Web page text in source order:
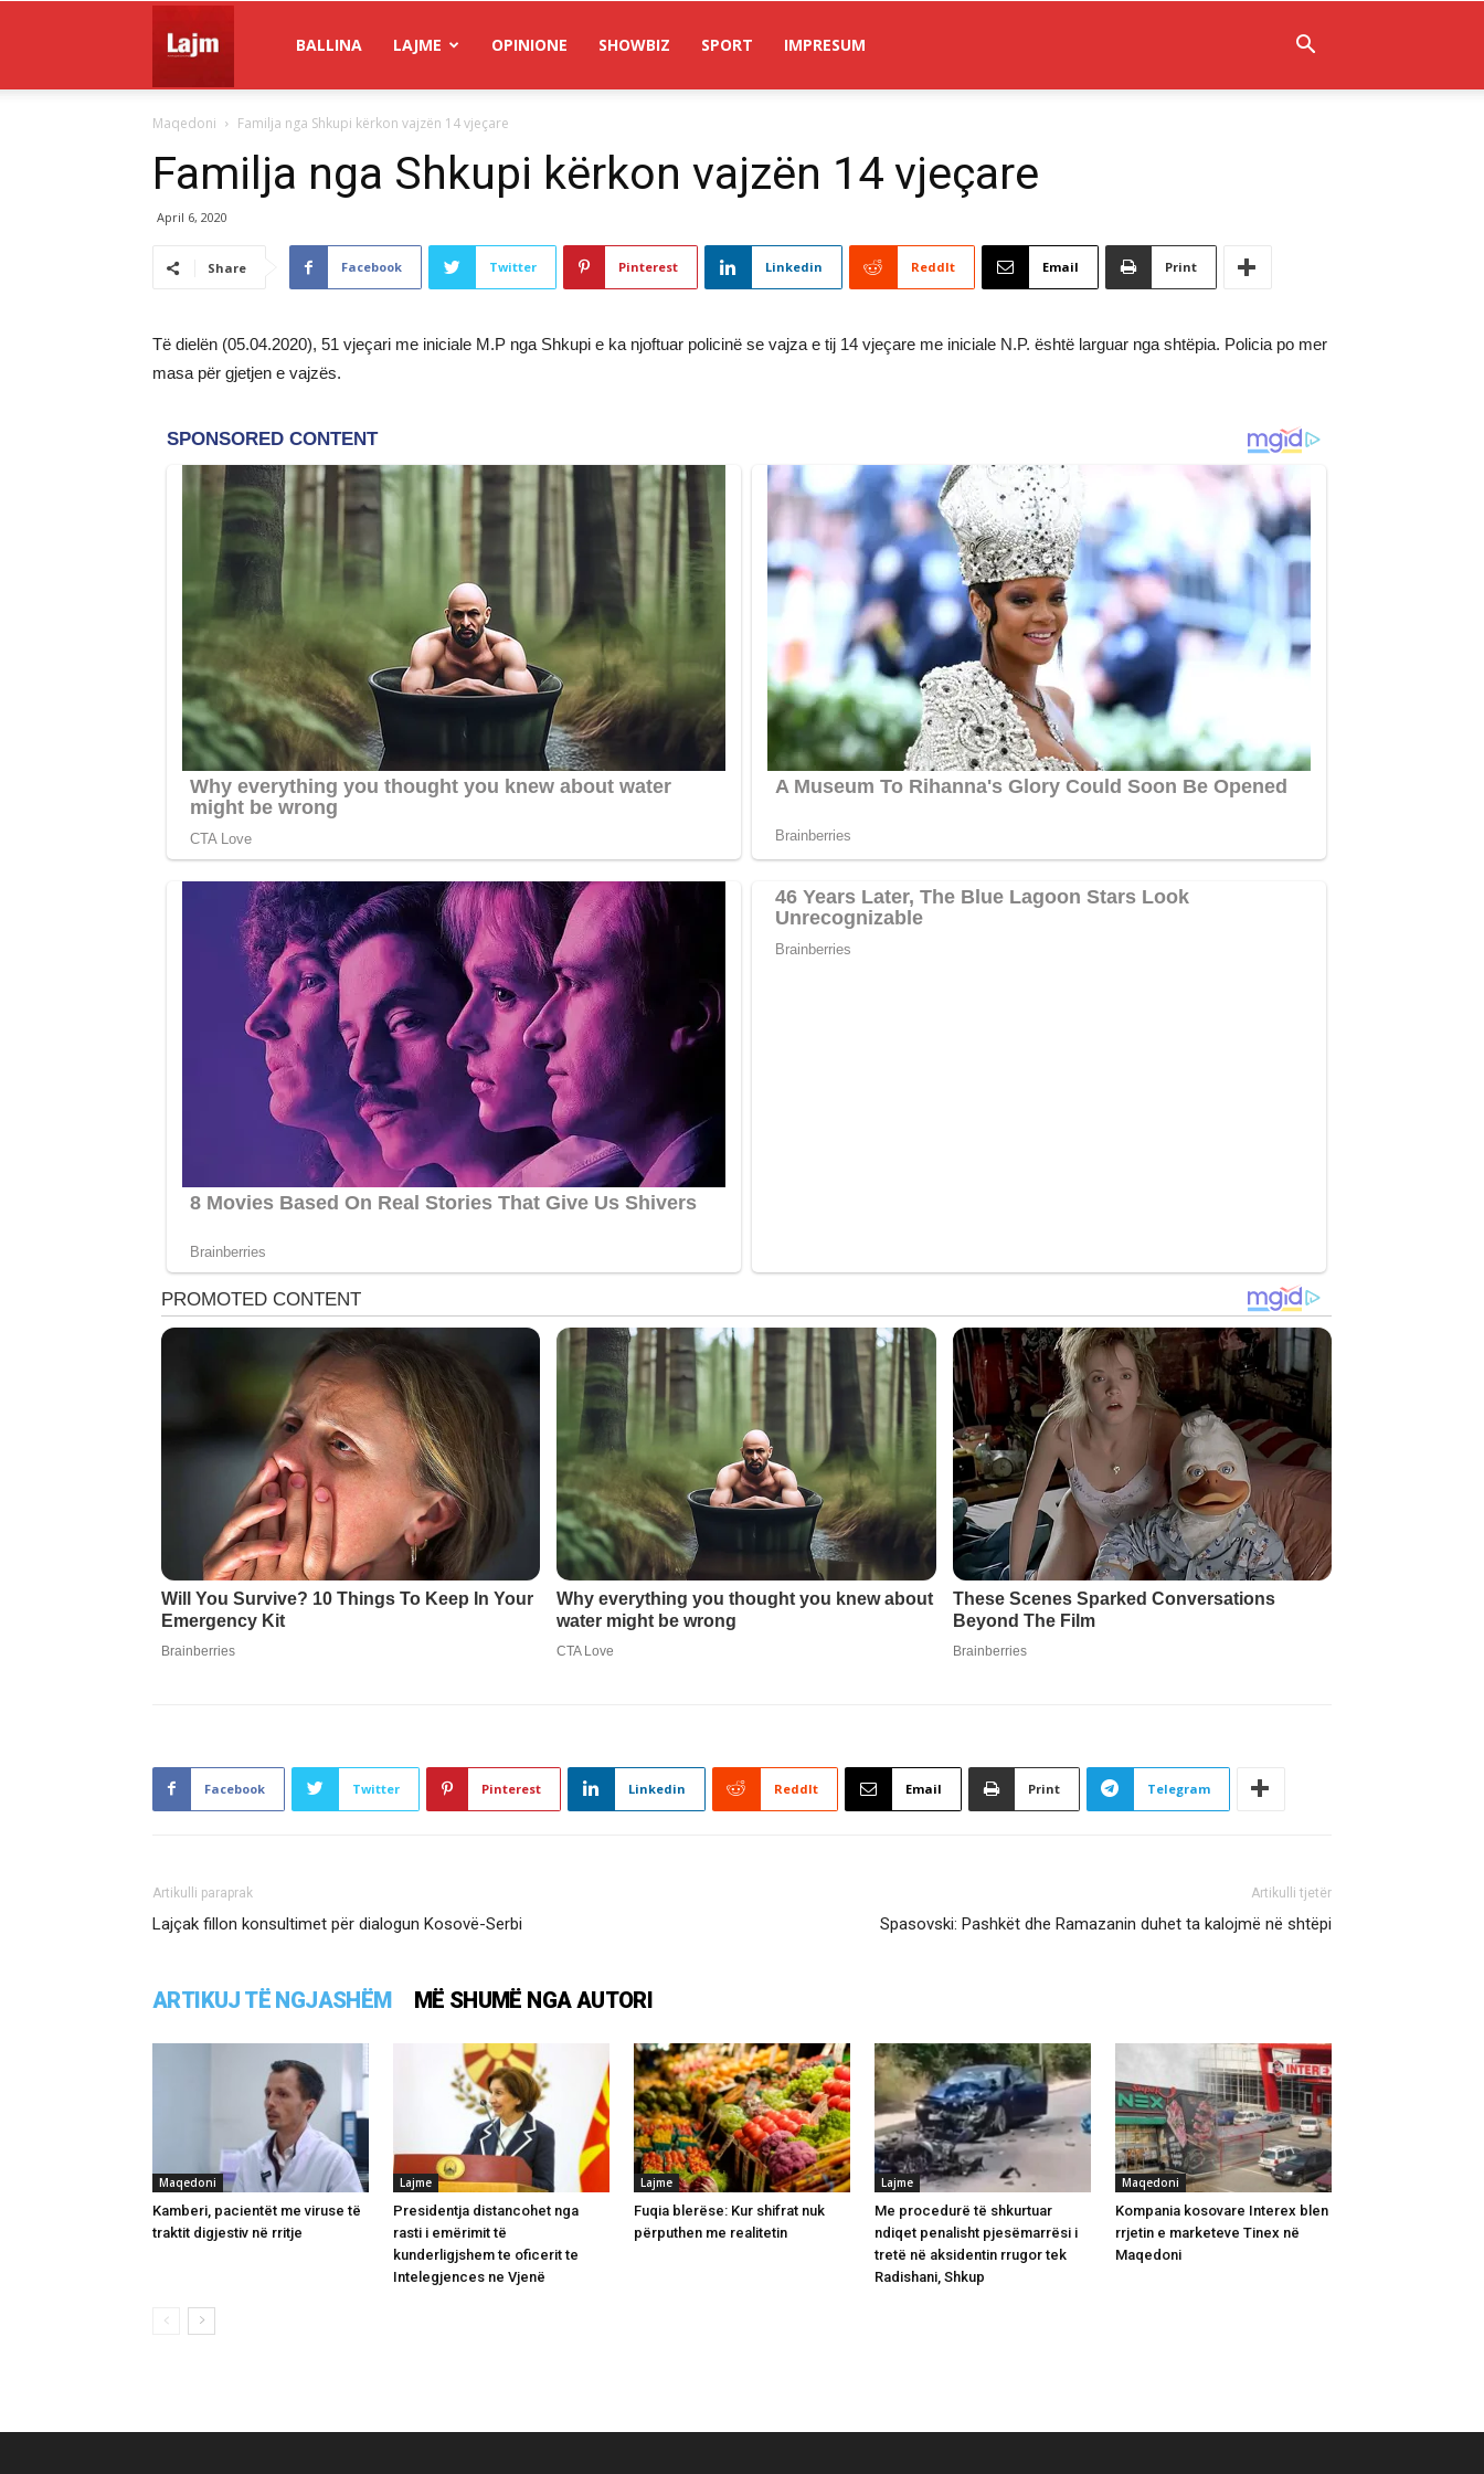
Lajm
BALLINA LAJME OPINIONE SHOWBIZ SPORT IMPRESUM
Maqedoni Familja nga Shkupi kërkon vajzën 14 vjeçare
Familja nga Shkupi kërkon vajzën 14 vjeçare
April 6, 2020
Share Facebook Twitter Pinterest Linkedin ReddIt Email Print
Të dielën (05.04.2020), 51 vjeçari me iniciale M.P nga Shkupi e ka njoftuar policinë se vajza e tij 14 vjeçare me iniciale N.P. është larguar nga shtëpia. Policia po mer
masa për gjetjen e vajzës.
Facebook Twitter Pinterest Linkedin ReddIt Email Print Telegram
Artikulli paraprak
​Lajçak fillon konsultimet për dialogun Kosovë-Serbi
Artikulli tjetër
Spasovski: Pashkët dhe Ramazanin duhet ta kalojmë në shtëpi
ARTIKUJ TË NGJASHËM MË SHUMË NGA AUTORI
Maqedoni
Kamberi, pacientët me viruse të
traktit digjestiv në rritje
Lajme
Presidentja distancohet nga
rasti i emërimit të
kunderligjshem te oficerit te
Intelegjences ne Vjenë
Lajme
Fuqia blerëse: Kur shifrat nuk
përputhen me realitetin
Lajme
Me procedurë të shkurtuar
ndiqet penalisht pjesëmarrësi i
tretë në aksidentin rrugor tek
Radishani, Shkup
Maqedoni
Kompania kosovare Interex blen
rrjetin e marketeve Tinex në
Maqedoni